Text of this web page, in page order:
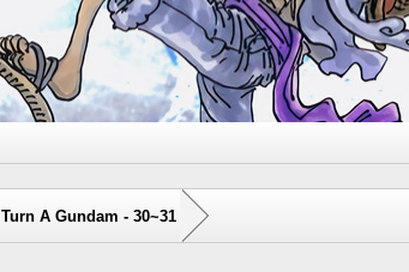
Turn A Gundam - 30~31